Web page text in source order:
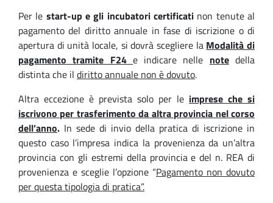
Per le start-up e gli incubatori certificati non tenute al
pagamento del diritto annuale in fase di iscrizione o di
apertura di unità locale, si dovrà scegliere la Modalità di
pagamento tramite F24 e indicare nelle notedella
distinta che il diritto annuale non è dovuto.
Altra eccezione è prevista solo per le imprese che si
iscrivono per trasferimento da altra provincia nel corso
dell’anno. In sede di invio della pratica di iscrizione in
questo caso l’impresa indica la provenienza da un’altra
provincia con gli estremi della provincia e del n. REA di
provenienza e sceglie l’opzione “Pagamento non dovuto
per questa tipologia di pratica”.